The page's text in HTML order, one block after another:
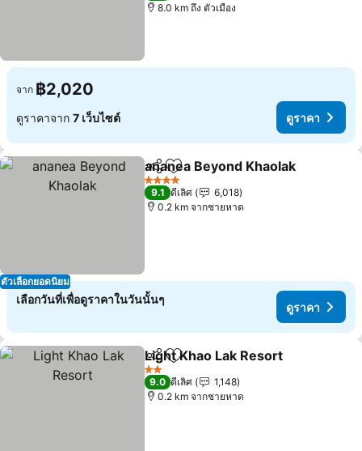
8.0 km ถึง ตัวเมือง
จาก ฿2,020
ดูราคาจาก 7 เว็บไซต์ ดูราคา
ตัวเลือกยอดนิยม
แชร์ เพิ่มในรายการโปรด
ananea Beyond Khaolak
4 ดาว
9.1 ดีเลิศ
6,018
0.2 km จากชายหาด
เลือกวันที่เพื่อดูราคาในวันนั้นๆ
ดูราคา
แชร์ เพิ่มในรายการโปรด
Light Khao Lak Resort
2 ดาว
9.0 ดีเลิศ
1,148
0.2 km จากชายหาด